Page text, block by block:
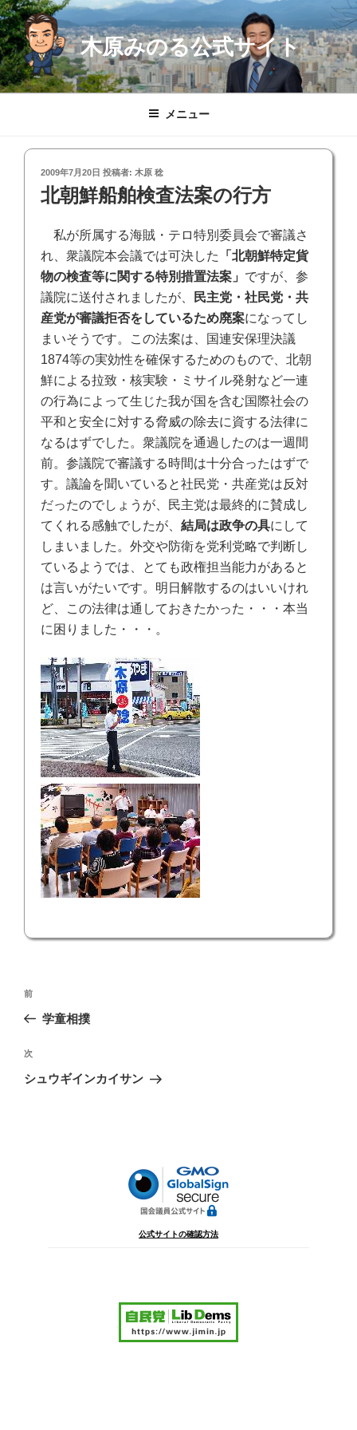
コ
ン
テ
ン
ツ
木原みのる公式サイト
メニュー
投
稿
日:
2009年7月20日 投稿者: 木原 稔
北朝鮮船舶検査法案の行方
私が所属する海賊・テロ特別委員会で審議さ
れ、衆議院本会議では可決した
「北朝鮮特定貨
物の検査等に関する特別措置法案」 ですが、参
議院に送付されましたが、
民主党・社民党・共
産党が審議拒否をしているため廃案になってし
まいそうです。この法案は、国連安保理決議
1874等の実効性を確保するためのもので、北朝
鮮による拉致・核実験・ミサイル発射など一連
の行為によって生じた我が国を含む国際社会の
平和と安全に対する脅威の除去に資する法律に
なるはずでした。衆議院を通過したのは一週間
前。参議院で審議する時間は十分合ったはずで
す。議論を聞いていると社民党・共産党は反対
だったのでしょうが、民主党は最終的に賛成し
てくれる感触でしたが、 結局は政争の具にして
しまいました。外交や防衛を党利党略で判断し
ているようでは、とても政権担当能力があると
は言いがたいです。明日解散するのはいいけれ
ど、この法律は通しておきたかった・・・本当
に困りました・・・。
投
ビ
ゲ
前
の
稿
前
学童相撲
次
の
次
シュウギインカイサン
公式サイトの確認方法